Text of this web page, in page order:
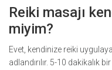
Reiki masajı
miyim?
Evet, kendinize reiki
adlandırılır. 5-10 dakikalık